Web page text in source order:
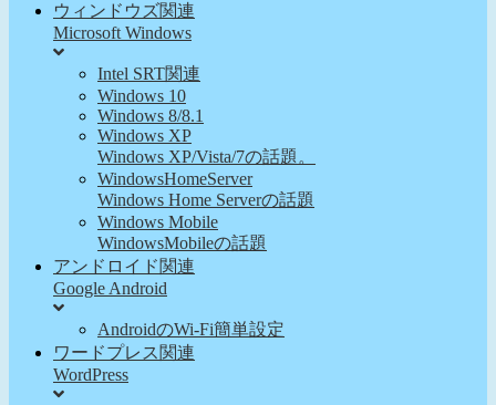
ウィンドウズ関連
Microsoft Windows
Intel SRT関連
Windows 10
Windows 8/8.1
Windows XP
Windows XP/Vista/7の話題。
WindowsHomeServer
Windows Home Serverの話題
Windows Mobile
WindowsMobileの話題
アンドロイド関連
Google Android
AndroidのWi-Fi簡単設定
ワードプレス関連
WordPress